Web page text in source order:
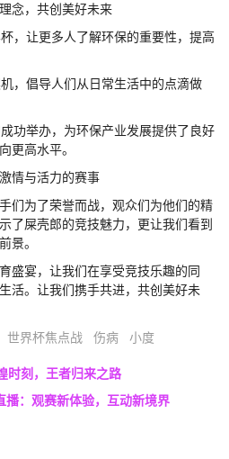
念，共创美好未来
，让更多人了解环保的重要性，提高
，倡导人们从日常生活中的点滴做
功举办，为环保产业发展提供了良好
更高水平。
情与活力的赛事
们为了荣誉而战，观众们为他们的精
了屎壳郎的竞技魅力，更让我们看到
景。
盛宴，让我们在享受竞技乐趣的同
活。让我们携手共进，共创美好未
世界杯焦点战 伤病 小度
时刻，王者归来之路
播：观赛新体验，互动新境界